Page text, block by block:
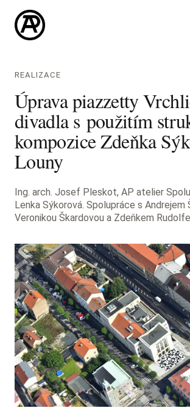
REALIZACE
Úprava piazzetty
divadla s použitím
kompozice Zdeňka
Louny
Ing. arch. Josef Pleskot, AP atelier
Lenka Sýkorová. Spolupráce s Andrejem
Veronikou Škardovou a Zdeňkem